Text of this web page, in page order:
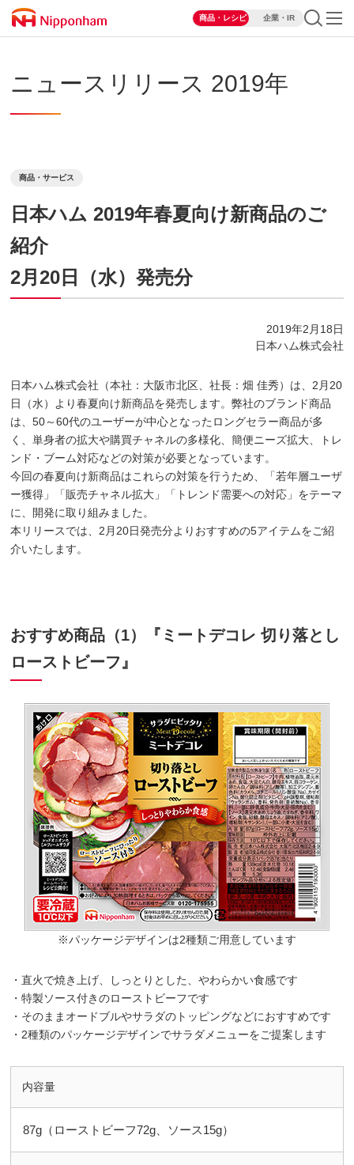
商品・レシピ 企業・IR
ニュースリリース 2019年
商品・サービス
日本ハム 2019年春夏向け新商品のご
紹介
2月20日（水）発売分
2019年2月18日
日本ハム株式会社
日本ハム株式会社（本社：大阪市北区、社長：畑 佳秀）は、2月20
日（水）より春夏向け新商品を発売します。弊社のブランド商品
は、50～60代のユーザーが中心となったロングセラー商品が多
く、単身者の拡大や購買チャネルの多様化、簡便ニーズ拡大、トレ
ンド・ブーム対応などの対策が必要となっています。
今回の春夏向け新商品はこれらの対策を行うため、「若年層ユーザ
ー獲得」「販売チャネル拡大」「トレンド需要への対応」をテーマ
に、開発に取り組みました。
本リリースでは、2月20日発売分よりおすすめの5アイテムをご紹
介いたします。
おすすめ商品（1）『ミートデコレ 切り落とし
ローストビーフ』
※パッケージデザインは2種類ご用意しています
・直火で焼き上げ、しっとりとした、やわらかい食感です
・特製ソース付きのローストビーフです
・そのままオードブルやサラダのトッピングなどにおすすめです
・2種類のパッケージデザインでサラダメニューをご提案します
内容量
87g（ローストビーフ72g、ソース15g）